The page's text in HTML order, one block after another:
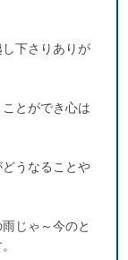
下さりありが
とができ心は
うなることや
じゃ～今のと